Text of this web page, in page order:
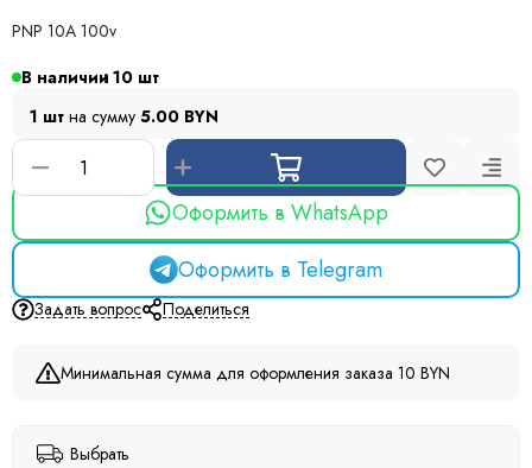
Дроссели
Фоточувствительные элементы
PNP 10A 100v
В наличии 10
1 шт на сумму 5.00 BYN
Оформить в WhatsApp
Оформить в Telegram
Задать вопрос Поделиться
Минимальная сумма для оформления заказа 10 BYN
Выбрать